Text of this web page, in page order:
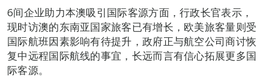
6间企业助力本澳吸引国际客源方面，行政长官表示，
现时访澳的东南亚国家旅客已有增长，欧美旅客量则受
国际航班因素影响有待提升，政府正与航空公司商讨恢
复中远程国际航线的事宜，长远而言有信心拓展更多国
际客源。